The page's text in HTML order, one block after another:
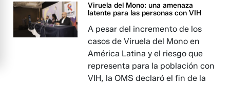
Viruela del Mono: una amenaza
latente para las personas con VIH
A pesar del incremento de los
casos de Viruela del Mono en
América Latina y el riesgo que
representa para la población con
VIH, la OMS declaró el fin de la